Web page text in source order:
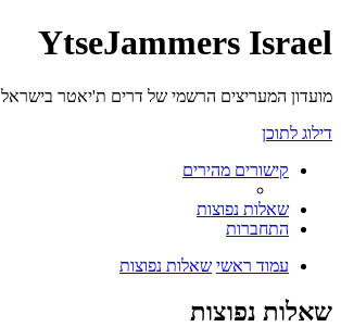
YtseJammers Israel
מועדון המעריצים הרשמי של דרים ת'יאטר בישראל
דילוג לתוכן
קישורים מהירים
שאלות נפוצות
התחברות
עמוד ראשי שאלות נפוצות
שאלות נפוצות